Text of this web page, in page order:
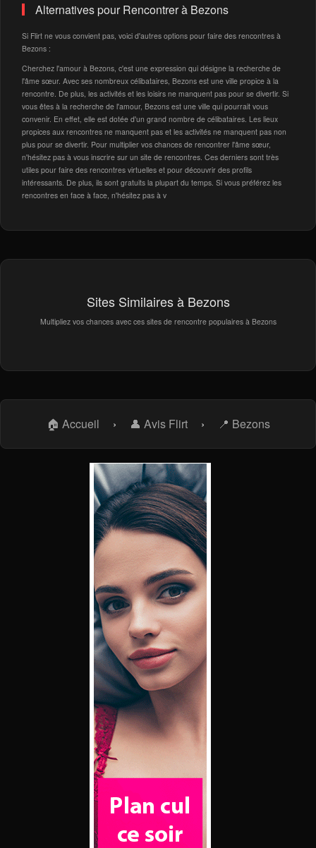
Alternatives pour Rencontrer à Bezons
Si Flirt ne vous convient pas, voici d'autres options pour faire des rencontres à
Bezons :
Cherchez l'amour à Bezons, c'est une expression qui désigne la recherche de
l'âme sœur. Avec ses nombreux célibataires, Bezons est une ville propice à la
rencontre. De plus, les activités et les loisirs ne manquent pas pour se divertir. Si
vous êtes à la recherche de l'amour, Bezons est une ville qui pourrait vous
convenir. En effet, elle est dotée d'un grand nombre de célibataires. Les lieux
propices aux rencontres ne manquent pas et les activités ne manquent pas non
plus pour se divertir. Pour multiplier vos chances de rencontrer l'âme sœur,
n'hésitez pas à vous inscrire sur un site de rencontres. Ces derniers sont très
utiles pour faire des rencontres virtuelles et pour découvrir des profils
intéressants. De plus, ils sont gratuits la plupart du temps. Si vous préférez les
rencontres en face à face, n'hésitez pas à v
Sites Similaires à Bezons
Multipliez vos chances avec ces sites de rencontre populaires à Bezons
🏠 Accueil › 👤 Avis Flirt › 📍 Bezons